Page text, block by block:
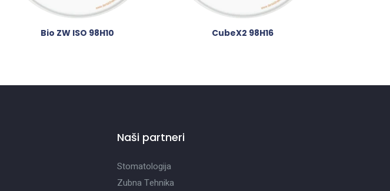
Bio ZW ISO 98H10 CubeX2 98H16
Naši partneri
Stomatologija
Zubna Tehnika